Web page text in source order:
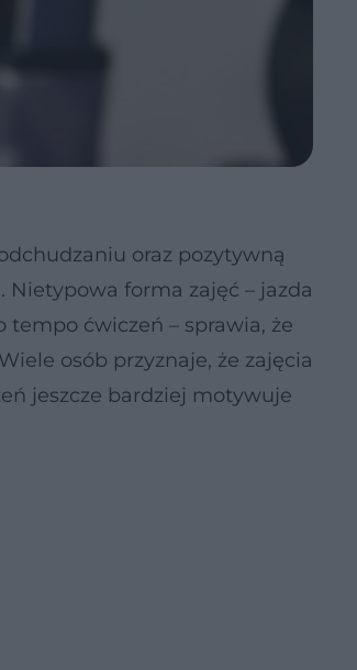
oraz pozytywną
forma zajęć – jazda
ćwiczeń – sprawia, że
osób przyznaje, że zajęcia
jeszcze bardziej motywuje